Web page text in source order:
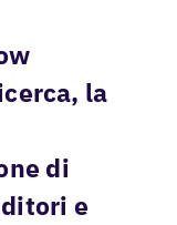
la
di
e